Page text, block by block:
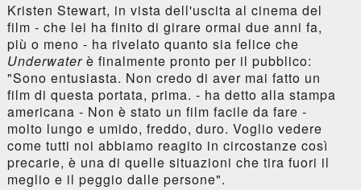
Kristen Stewart, in vista dell'uscita al cinema del
film - che lei ha finito di girare ormai due anni fa,
più o meno - ha rivelato quanto sia felice che
Underwaterè finalmente pronto per il pubblico:
"Sono entusiasta. Non credo di aver mai fatto un
film di questa portata, prima. - ha detto alla stampa
americana - Non è stato un film facile da fare -
molto lungo e umido, freddo, duro. Voglio vedere
come tutti noi abbiamo reagito in circostanze così
precarie, è una di quelle situazioni che tira fuori il
meglio e il peggio dalle persone".